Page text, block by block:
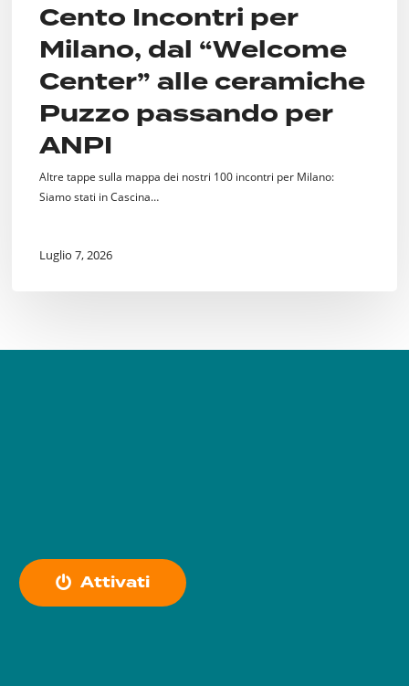
Cento Incontri per
Milano, dal “Welcome
Center” alle ceramiche
Puzzo passando per
ANPI
Altre tappe sulla mappa dei nostri 100 incontri per Milano:
Siamo stati in Cascina…
Luglio 7, 2026
Attivati